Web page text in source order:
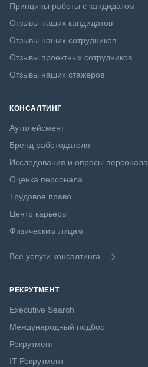
Принципы работы с кандидатом
Отзывы наших кандидатов
Отзывы наших сотрудников
Отзывы проектных сотрудников
Отзывы наших стажеров
КОНСАЛТИНГ
Аутплейсмент
Бренд работодателя
Исследования и опросы персонала
Оценка персонала
Трудовое право
Центр карьеры
Физическим лицам
Все услуги консалтинга
РЕКРУТМЕНТ
Executive Search
Международный подбор
Рекрутмент
IT Рекрутмент